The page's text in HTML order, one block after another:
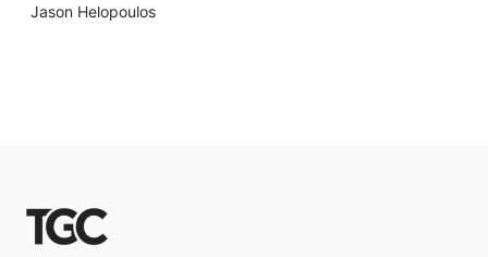
Jason Helopoulos